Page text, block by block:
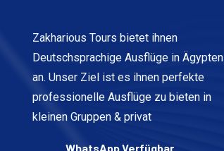
Zakharious Tours bietet ihnen
Deutschsprachige Ausflüge in Ägypten
an. Unser Ziel ist es ihnen perfekte
professionelle Ausflüge zu bieten in
kleinen Gruppen & privat
WhatsApp Verfügbar